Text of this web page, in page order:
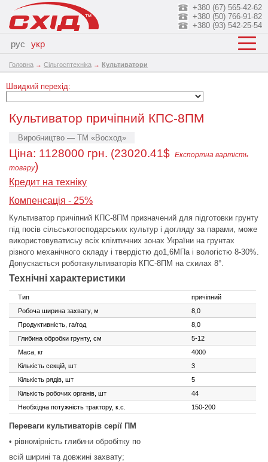
рус укр
+380 (67) 565-42-62
+380 (50) 766-91-82
+380 (93) 542-25-54
Головна → Сільгосптехніка → Культиватори
Швидкий перехід:
Культиватор причіпний КПС-8ПМ
Виробництво — ТМ «Восход»
Ціна: 1128000 грн. (23020.41$ Експортна вартість
товару)
Кредит на техніку
Компенсація - 25%
Культиватор причіпний КПС-8ПМ призначений для підготовки грунту
під посів сільськогосподарських культур і догляду за парами, може
використовуватисьу всіх клімтичних зонах України на грунтах
різного механічного складу і твердістю до1,6МПа і вологістю 8-30%.
Допускається роботакультиваторів КПС-8ПМ на схилах 8°.
Технічні характеристики
Тип
причіпний
Робоча ширина захвату, м
8,0
Продуктивність, га/год
8,0
Глибина обробки грунту, см
5-12
Маса, кг
4000
Кількість секцій, шт
3
Кількість рядів, шт
5
Кількість робочих органів, шт
44
Необхідна потужність трактору, к.с.
150-200
Переваги культиваторів серії ПМ
• рівномірність глибини обробітку по
всій ширині та довжині захвату;